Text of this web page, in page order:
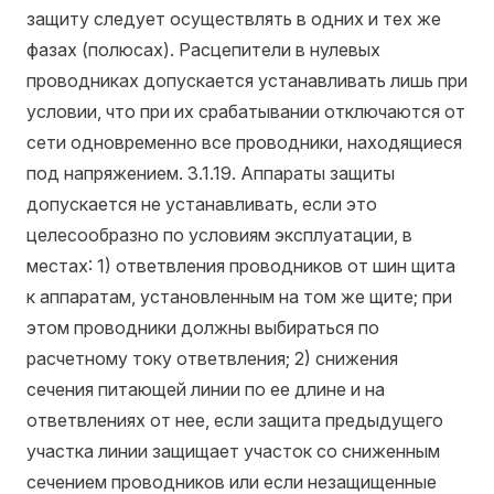
защиту следует осуществлять в одних и тех же
фазах (полюсах). Расцепители в нулевых
проводниках допускается устанавливать лишь при
условии, что при их срабатывании отключаются от
сети одновременно все проводники, находящиеся
под напряжением. 3.1.19. Аппараты защиты
допускается не устанавливать, если это
целесообразно по условиям эксплуатации, в
местах: 1) ответвления проводников от шин щита
к аппаратам, установленным на том же щите; при
этом проводники должны выбираться по
расчетному току ответвления; 2) снижения
сечения питающей линии по ее длине и на
ответвлениях от нее, если защита предыдущего
участка линии защищает участок со сниженным
сечением проводников или если незащищенные